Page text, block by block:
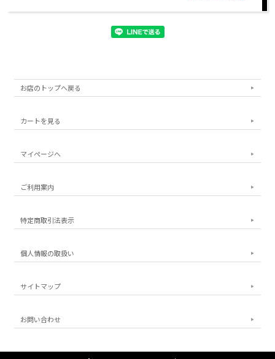
お店のトップへ戻る
カートを見る
マイページへ
ご利用案内
特定商取引法表示
個人情報の取扱い
サイトマップ
お問い合わせ